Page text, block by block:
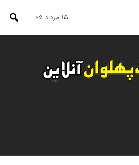
۱۵ مرداد ۰۵